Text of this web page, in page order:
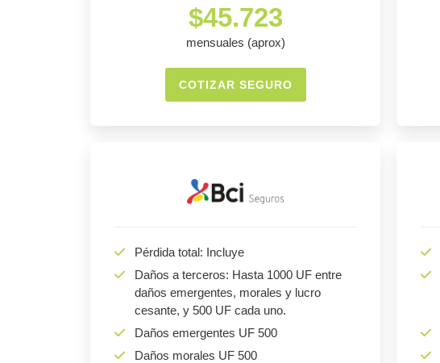
$45.723
mensuales (aprox)
COTIZAR SEGURO
Pérdida total: Incluye
Daños a terceros: Hasta 1000 UF entre
daños emergentes, morales y lucro
cesante, y 500 UF cada uno.
Daños emergentes UF 500
Daños morales UF 500